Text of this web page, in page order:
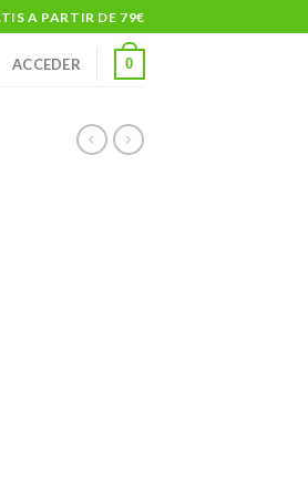
A PARTIR DE 79€
ACCEDER 0